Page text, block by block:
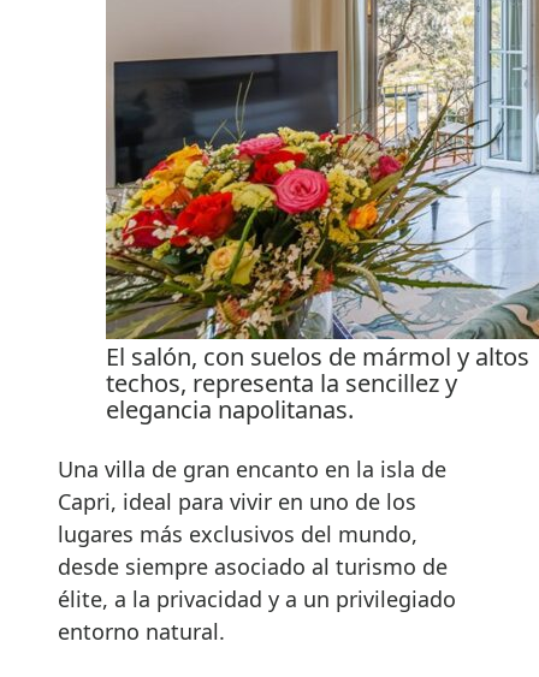
El salón, con suelos de mármol y altos
techos, representa la sencillez y
elegancia napolitanas.
Una villa de gran encanto en la isla de
Capri, ideal para vivir en uno de los
lugares más exclusivos del mundo,
desde siempre asociado al turismo de
élite, a la privacidad y a un privilegiado
entorno natural.